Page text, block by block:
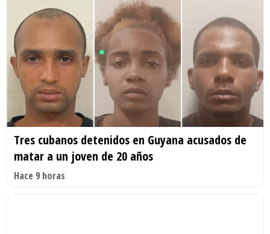
Tres cubanos detenidos en Guyana acusados de
matar a un joven de 20 años
Hace 9 horas